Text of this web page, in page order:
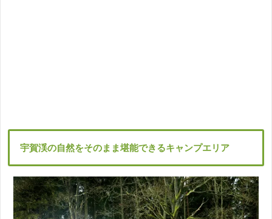
宇賀渓の自然をそのまま堪能できるキャンプエリア